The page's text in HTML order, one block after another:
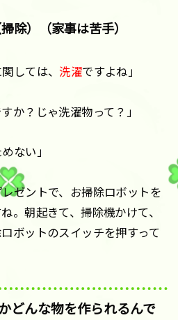
除）（家事は苦手）
しては、洗濯ですよね」
か？じゃ洗濯物って？」
ない」
ゼントで、お掃除ロボットを
。朝起きて、掃除機かけて、
ボットのスイッチを押すって
どんな物を作られるんで